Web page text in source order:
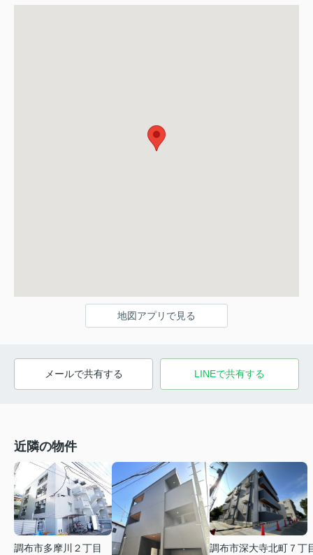
地図アプリで見る
メールで共有する LINEで共有する
近隣の物件
調布市多摩川２丁目
調布市深大寺北町７丁